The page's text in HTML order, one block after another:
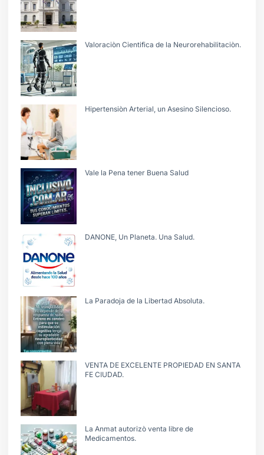
Valoraciòn Cientifica de la Neurorehabilitaciòn.
Hipertensiòn Arterial, un Asesino Silencioso.
Vale la Pena tener Buena Salud
DANONE, Un Planeta. Una Salud.
La Paradoja de la Libertad Absoluta.
VENTA DE EXCELENTE PROPIEDAD EN SANTA
FE CIUDAD.
La Anmat autorizò venta libre de
Medicamentos.